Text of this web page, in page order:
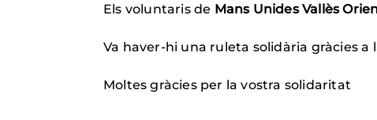
Els voluntaris de Mans Unides Vallès
Va haver-hi una ruleta solidària gràcies a
Moltes gràcies per la vostra solidaritat